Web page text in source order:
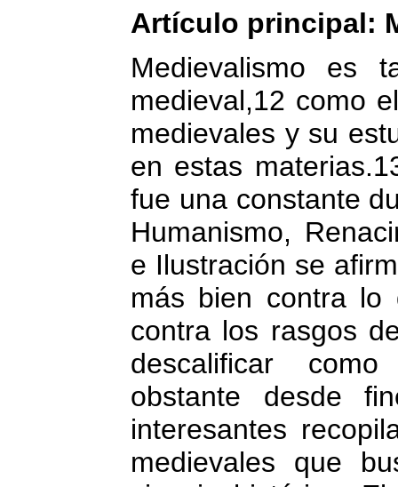
Artículo principal:
Medievalismo es
medieval,12 como
medievales y su
en estas
fue una constante
Humanismo,
e Ilustración se
más bien contra lo
contra los rasgos
descalificar
obstante desde
interesantes
medievales que